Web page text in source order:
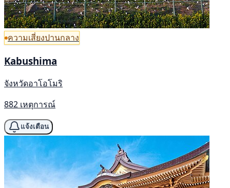
ความเสี่ยงปานกลาง
Kabushima
จังหวัดอาโอโมริ
882 เหตุการณ์
แจ้งเตือน